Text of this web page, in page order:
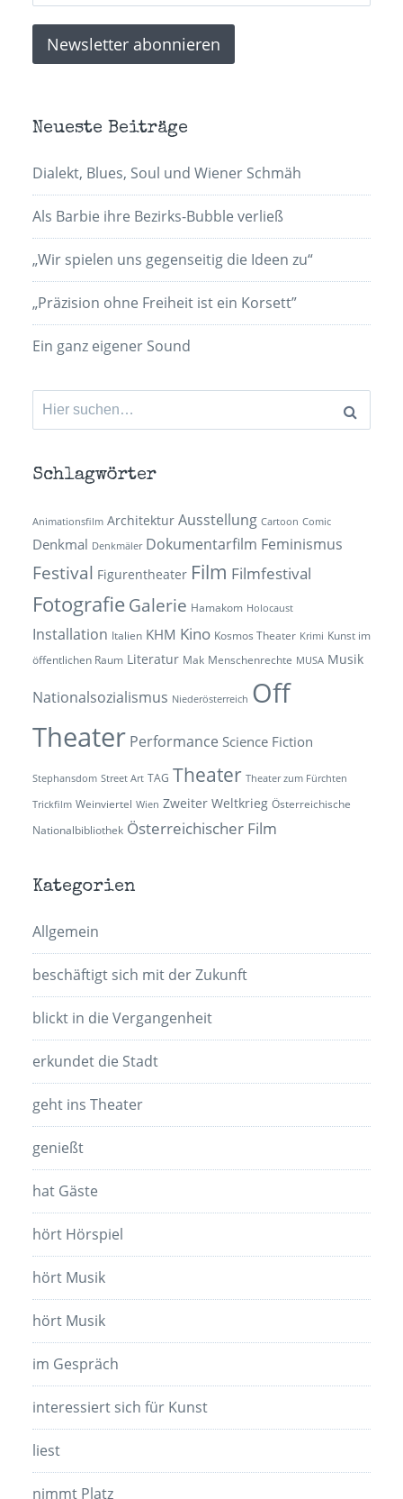
Neueste Beiträge
Dialekt, Blues, Soul und Wiener Schmäh
Als Barbie ihre Bezirks-Bubble verließ
„Wir spielen uns gegenseitig die Ideen zu“
„Präzision ohne Freiheit ist ein Korsett”
Ein ganz eigener Sound
Suchen
nach:
Schlagwörter
Animationsfilm Architektur Ausstellung Cartoon Comic
Denkmal Denkmäler Dokumentarfilm Feminismus
Festival Figurentheater Film Filmfestival
Fotografie Galerie Hamakom Holocaust
Installation Italien KHM Kino Kosmos Theater Krimi Kunst im
öffentlichen Raum Literatur Mak Menschenrechte MUSA Musik
Nationalsozialismus Niederösterreich Off
Theater Performance Science Fiction
Stephansdom Street Art TAG Theater Theater zum Fürchten
Trickfilm Weinviertel Wien Zweiter Weltkrieg Österreichische
Nationalbibliothek Österreichischer Film
Kategorien
Allgemein
beschäftigt sich mit der Zukunft
blickt in die Vergangenheit
erkundet die Stadt
geht ins Theater
genießt
hat Gäste
hört Hörspiel
hört Musik
hört Musik
im Gespräch
interessiert sich für Kunst
liest
nimmt Platz